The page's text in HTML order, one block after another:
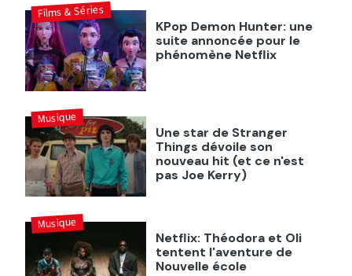
KPop Demon Hunter: une
suite annoncée pour le
phénomène Netflix
Films & Séries
Une star de Stranger
Things dévoile son
nouveau hit (et ce n'est
pas Joe Kerry)
Musique
Netflix: Théodora et Oli
tentent l'aventure de
Nouvelle école
Musique